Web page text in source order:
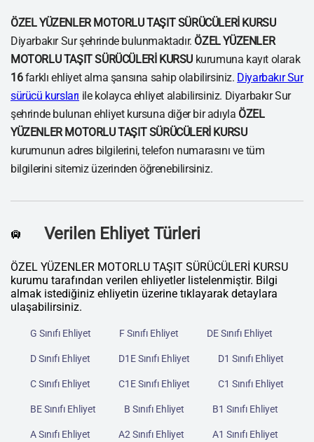
ÖZEL YÜZENLER MOTORLU TAŞIT SÜRÜCÜLERİ KURSU
Diyarbakır Sur şehrinde bulunmaktadır. ÖZEL YÜZENLER
MOTORLU TAŞIT SÜRÜCÜLERİ KURSU kurumuna kayıt olarak
16farklı ehliyet alma şansına sahip olabilirsiniz. Diyarbakır Sur
sürücü kursları ile kolayca ehliyet alabilirsiniz. Diyarbakır Sur
şehrinde bulunan ehliyet kursuna diğer bir adıyla ÖZEL
YÜZENLER MOTORLU TAŞIT SÜRÜCÜLERİ KURSU
kurumunun adres bilgilerini, telefon numarasını ve tüm
bilgilerini sitemiz üzerinden öğrenebilirsiniz.
🛄 Verilen Ehliyet Türleri
ÖZEL YÜZENLER MOTORLU TAŞIT SÜRÜCÜLERİ KURSU
kurumu tarafından verilen ehliyetler listelenmiştir. Bilgi
almak istediğiniz ehliyetin üzerine tıklayarak detaylara
ulaşabilirsiniz.
G Sınıfı Ehliyet F Sınıfı Ehliyet DE Sınıfı Ehliyet
D Sınıfı Ehliyet D1E Sınıfı Ehliyet D1 Sınıfı Ehliyet
C Sınıfı Ehliyet C1E Sınıfı Ehliyet C1 Sınıfı Ehliyet
BE Sınıfı Ehliyet B Sınıfı Ehliyet B1 Sınıfı Ehliyet
A Sınıfı Ehliyet A2 Sınıfı Ehliyet A1 Sınıfı Ehliyet